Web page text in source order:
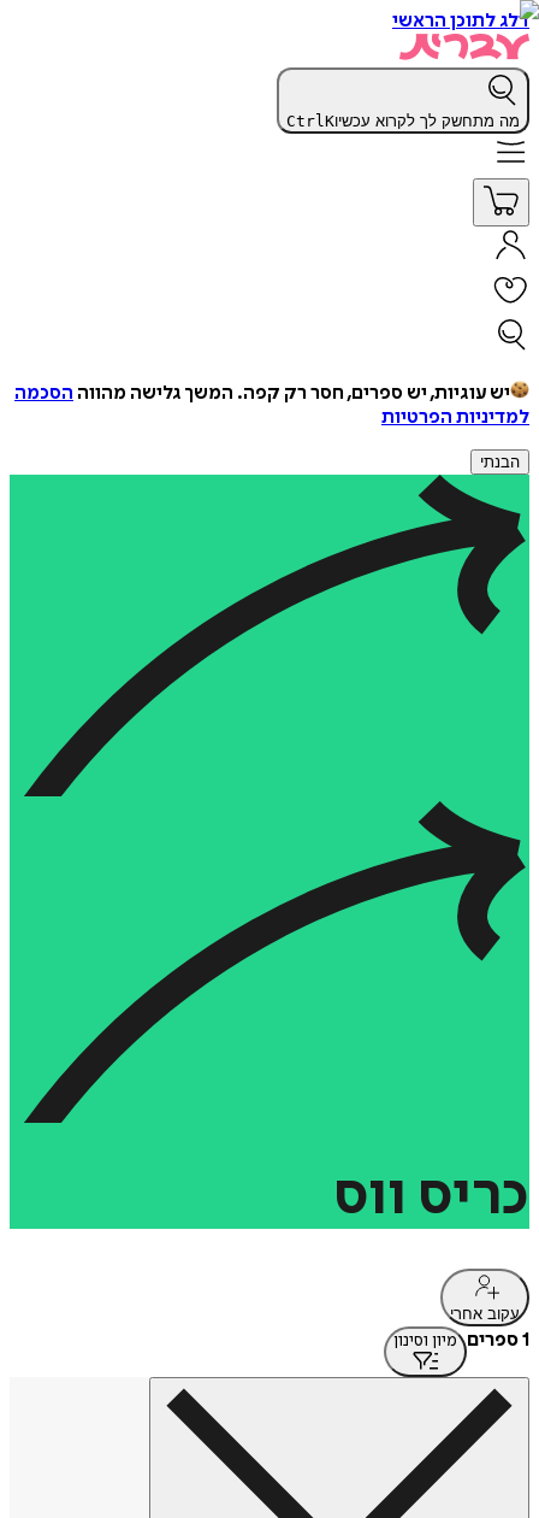
דלג לתוכן הראשי
מה מתחשק לך לקרוא עכשיו CtrlK
יש עוגיות, יש ספרים, חסר רק קפה. המשך גלישה מהווה הסכמה
למדיניות הפרטיות
הבנתי
כריס ווס
עקוב אחרי
1 ספרים מיון וסינון